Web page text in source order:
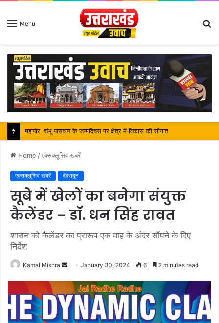
Menu
Home /एक्सक्लूसिव खबरें
एक्सक्लूसिव खबरें देहरादून
सूबे में खेलों का बनेगा संयुक्त
कैलेंडर – डॉ. धन सिंह रावत
शासन को कैलेंडर का प्रारूप एक माह के अंदर सौंपने के दिए
निर्देश
Kamal Mishra
Send
email
January 30, 2024 6 2 minutes read